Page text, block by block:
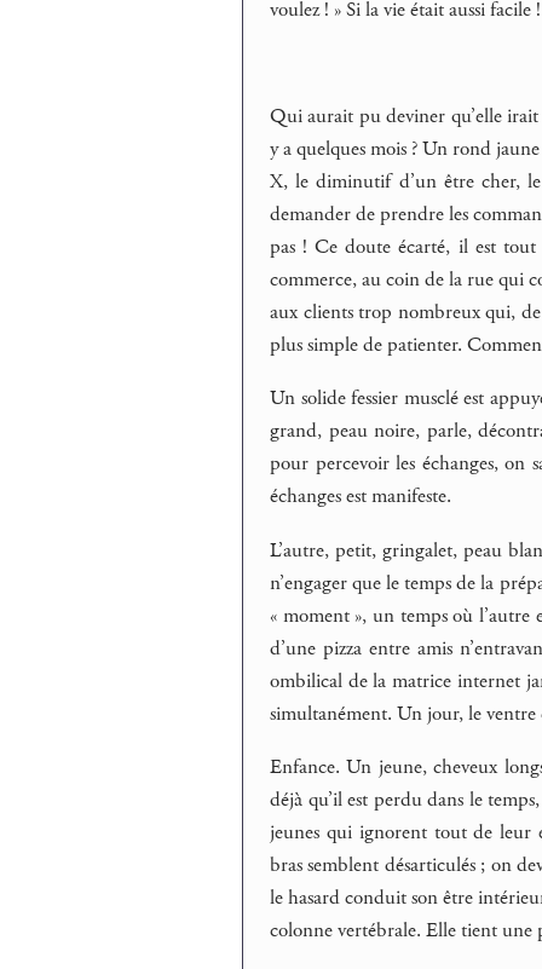
voulez ! » Si la vie était aussi facile !
Qui aurait pu deviner qu’elle
y a quelques mois ? Un rond
X, le diminutif d’un être cher,
demander de prendre les
pas ! Ce doute écarté, il est
commerce, au coin de la rue qui
aux clients trop nombreux qui,
plus simple de patienter.
Un solide fessier musclé est
grand, peau noire, parle,
pour percevoir les échanges, on
échanges est manifeste.
L’autre, petit, gringalet, peau
n’engager que le temps de la
« moment », un temps où l’autre
d’une pizza entre amis
ombilical de la matrice internet
simultanément. Un jour, le ventre
Enfance. Un jeune, cheveux
déjà qu’il est perdu dans le
jeunes qui ignorent tout de leur
bras semblent désarticulés ; on
le hasard conduit son être
colonne vertébrale. Elle tient une